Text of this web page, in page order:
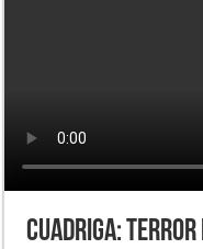
Cuadriga: Terror